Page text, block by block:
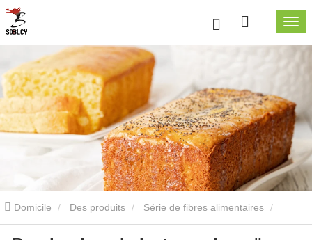
Domicile Des produits Série de fibres alimentaires